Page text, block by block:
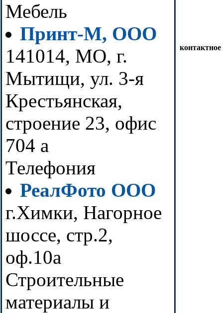
Мебель
Принт-М, ООО
141014, МО, г.
Мытищи, ул. 3-я
Крестьянская,
строение 23, офис
704 а
Телефония
РеалФото ООО
г.Химки, Нагорное
шоссе, стр.2,
оф.10а
Строительные
материалы и